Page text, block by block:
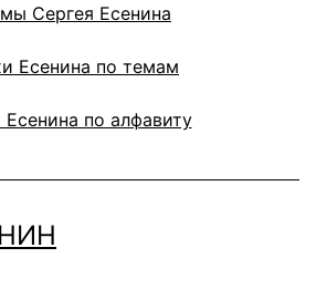
Сергея Есенина
Есенина по темам
по алфавиту